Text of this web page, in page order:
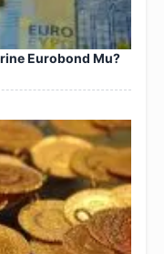
Eurobond Mu?